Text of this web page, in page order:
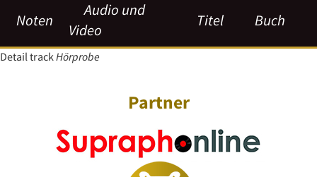
Noten
Audio und
Video
Titel Buch
Detail trackHörprobe
Partner